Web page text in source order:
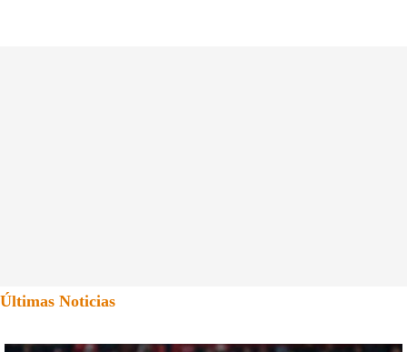
Últimas Noticias